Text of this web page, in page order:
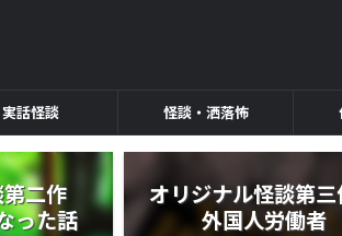
実話怪談 怪談・洒落怖
第二作
った話
オリジナル怪談第
外国人労働者